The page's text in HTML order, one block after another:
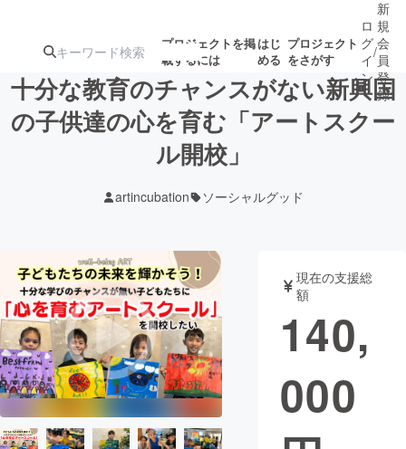
プロジェクトを掲
載するには
はじ
める
プロジェクト
をさがす
注目の新着プロ募集終了が近いプ
テクノロジー・ガジェット
映像・映画 書籍・雑誌
ビジネス・起業 チャレンジ
まちづくり・地域活性化
ロ
グ
イ
ン
/
新
規
会
員
登
録
十分な教育のチャンスがない新興国
の子供達の心を育む「アートスクー
ル開校」
artincubation ソーシャルグッド
現在の支援総
額
140,
000